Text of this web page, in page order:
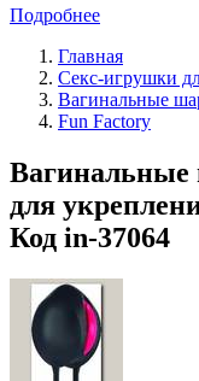
Подробнее
Главная
Секс-игрушки
Вагинальные
Fun Factory
Вагинальные
для
Код in-37064